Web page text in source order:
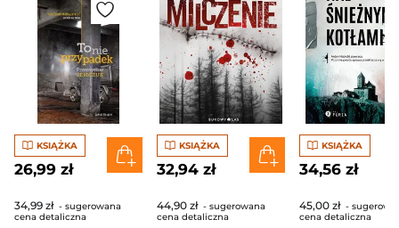
KSIĄŻKA
26,99 zł
34,99 zł - sugerowana
cena detaliczna
KSIĄŻKA
32,94 zł
44,90 zł - sugerowana
cena detaliczna
KSIĄŻKA
34,56 zł
45,00 zł -
cena detaliczna